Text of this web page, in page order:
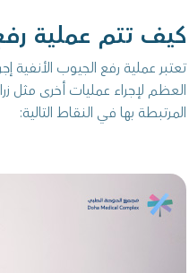
كيف تتم عملية
تعتبر عملية رفع الجيوب
العظم لإجراء عمليات أخرى مثل
المرتبطة بها في النقاط التالية: